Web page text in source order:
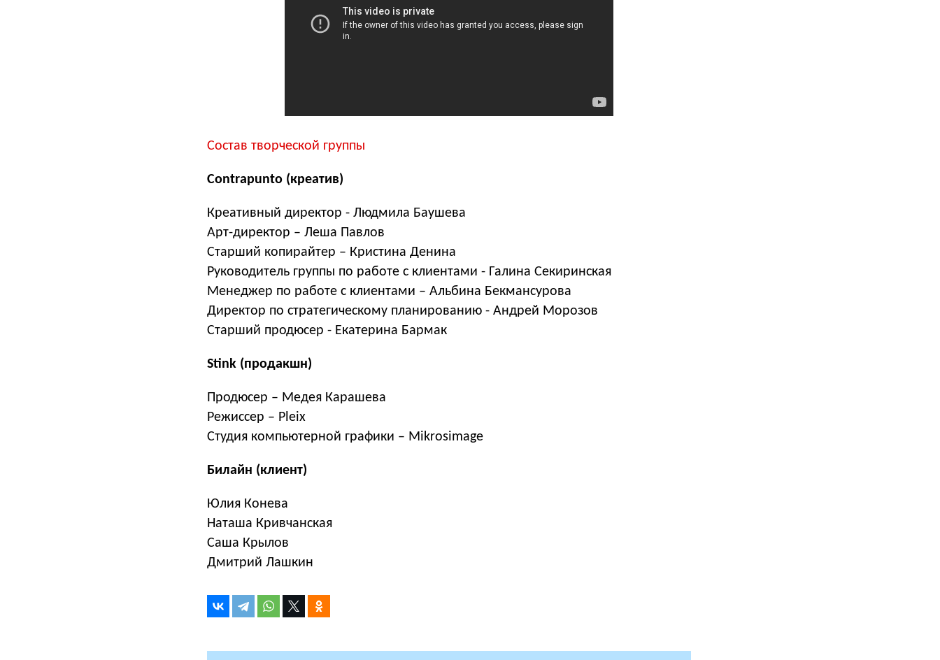
Состав творческой группы
Contrapunto (креатив)
Креативный директор - Людмила Баушева
Арт-директор – Леша Павлов
Старший копирайтер – Кристина Денина
Руководитель группы по работе с клиентами - Галина Секиринская
Менеджер по работе с клиентами – Альбина Бекмансурова
Директор по стратегическому планированию - Андрей Морозов
Старший продюсер - Екатерина Бармак
Stink (продакшн)
Продюсер – Медея Карашева
Режиссер – Pleix
Студия компьютерной графики – Mikrosimage
Билайн (клиент)
Юлия Конева
Наташа Кривчанская
Саша Крылов
Дмитрий Лашкин